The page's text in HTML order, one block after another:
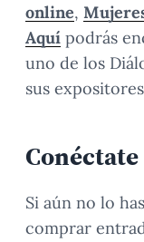
online,
Aquí podrás
uno de los
sus
Conéctate
Si aún no lo
comprar